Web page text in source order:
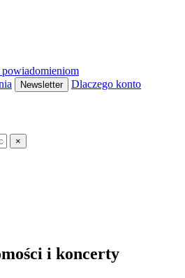
Newsletter
Dlaczego konto
×
i koncerty